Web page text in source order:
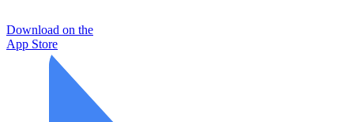
Download on the
App Store